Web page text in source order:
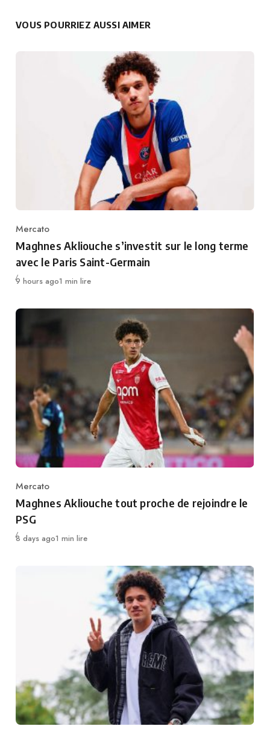
VOUS POURRIEZ AUSSI AIMER
Category
Mercato
Maghnes Akliouche s’investit sur le long terme
avec le Paris Saint-Germain
Publié
9 hours ago1 min lire
Category
Mercato
Maghnes Akliouche tout proche de rejoindre le
PSG
Publié
8 days ago1 min lire